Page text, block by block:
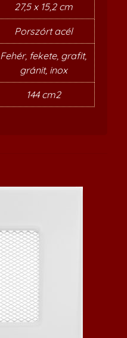
27,5 x 15,2 cm
Porszórt acél
Fehér, fekete, grafit,
gránit, inox
144 cm2